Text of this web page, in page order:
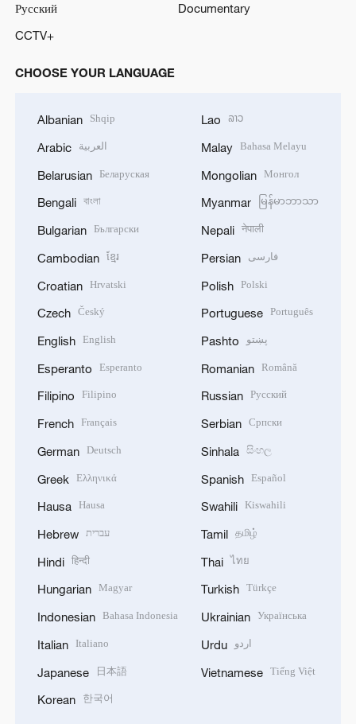
Русский
Documentary
CCTV+
CHOOSE YOUR LANGUAGE
Albanian Shqip
Arabic العربية
Belarusian Беларуская
Bengali বাংলা
Bulgarian Български
Cambodian ខ្មែរ
Croatian Hrvatski
Czech Český
English English
Esperanto Esperanto
Filipino Filipino
French Français
German Deutsch
Greek Ελληνικά
Hausa Hausa
Hebrew עברית
Hindi हिन्दी
Hungarian Magyar
Indonesian Bahasa Indonesia
Italian Italiano
Japanese 日本語
Korean 한국어
Lao ລາວ
Malay Bahasa Melayu
Mongolian Монгол
Myanmar မြန်မာဘာသာ
Nepali नेपाली
Persian فارسی
Polish Polski
Portuguese Português
Pashto پښتو
Romanian Română
Russian Русский
Serbian Српски
Sinhala සිංහල
Spanish Español
Swahili Kiswahili
Tamil தமிழ்
Thai ไทย
Turkish Türkçe
Ukrainian Українська
Urdu اردو
Vietnamese Tiếng Việt